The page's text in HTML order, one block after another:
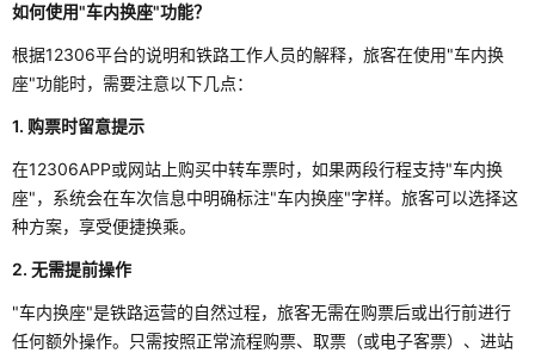
如何使用"车内换座"功能？
根据12306平台的说明和铁路工作人员的解释，旅客在使用"车内换
座"功能时，需要注意以下几点：
1. 购票时留意提示
在12306APP或网站上购买中转车票时，如果两段行程支持"车内换
座"，系统会在车次信息中明确标注"车内换座"字样。旅客可以选择这
种方案，享受便捷换乘。
2. 无需提前操作
"车内换座"是铁路运营的自然过程，旅客无需在购票后或出行前进行
任何额外操作。只需按照正常流程购票、取票（或电子客票）、进站